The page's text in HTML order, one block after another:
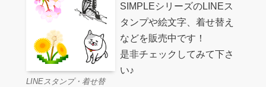
LINEスタンプ・着せ替
SIMPLEシリーズのLINEス
タンプや絵文字、着せ替え
などを販売中です！
是非チェックしてみて下さ
い♪